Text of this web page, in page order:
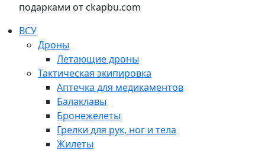
подарками от ckapbu.com
ВСУ
Дроны
Летающие дроны
Тактическая экипировка
Аптечка для медикаментов
Балаклавы
Бронежелеты
Грелки для рук, ног и тела
Жилеты